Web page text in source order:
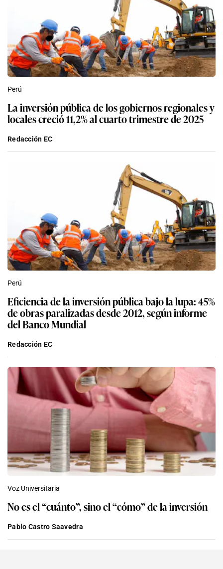
Perú
La inversión pública de los gobiernos regionales y
locales creció 11,2% al cuarto trimestre de 2025
Redacción EC
Perú
Eficiencia de la inversión pública bajo la lupa: 45%
de obras paralizadas desde 2012, según informe
del Banco Mundial
Redacción EC
Voz Universitaria
No es el “cuánto”, sino el “cómo” de la inversión
Pablo Castro Saavedra